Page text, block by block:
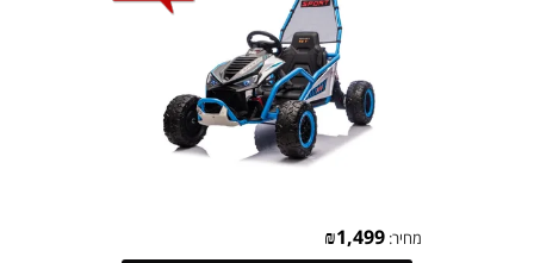
מחיר: ₪1,499